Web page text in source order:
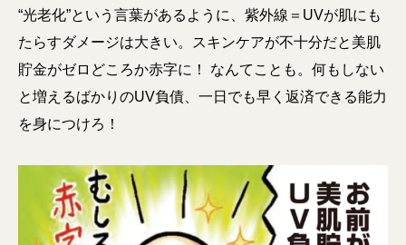
“光老化”という言葉があるように、紫外線＝UVが肌にも
たらすダメージは大きい。スキンケアが不十分だと美肌
貯金がゼロどころか赤字に！ なんてことも。何もしない
と増えるばかりのUV負債、一日でも早く返済できる能力
を身につけろ！